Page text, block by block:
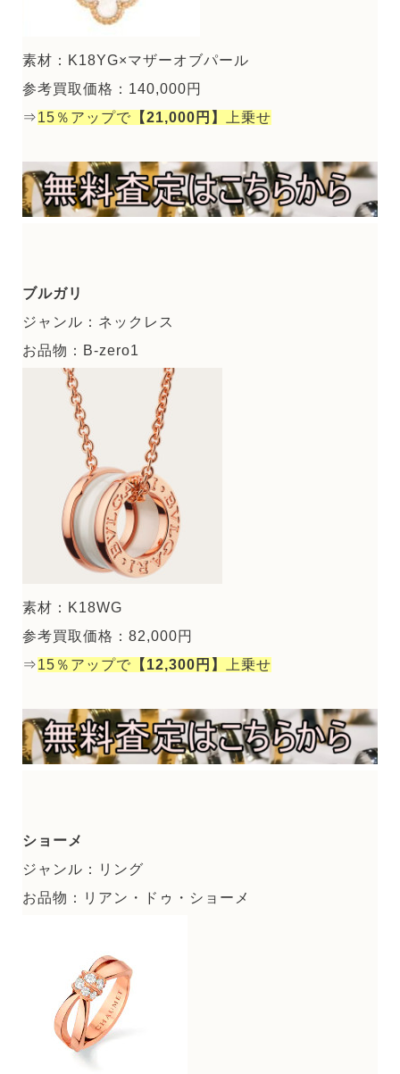
素材：K18YG×マザーオブパール
参考買取価格：140,000円
⇒15％アップで 【21,000円】 上乗せ
ブルガリ
ジャンル：ネックレス
お品物：B-zero1
素材：K18WG
参考買取価格：82,000円
⇒15％アップで 【12,300円】 上乗せ
ショーメ
ジャンル：リング
お品物：リアン・ドゥ・ショーメ